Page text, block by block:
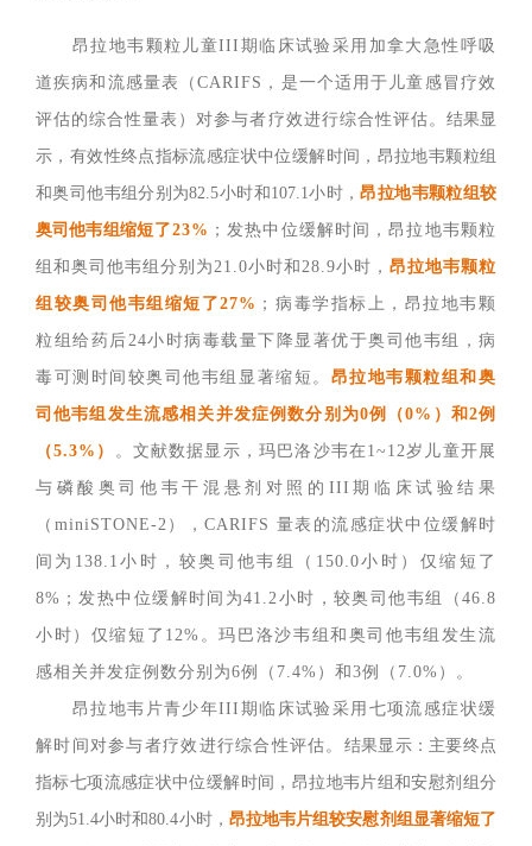
昂拉地韦颗粒儿童III期临床试验采用加拿大急性呼吸
道疾病和流感量表（CARIFS，是一个适用于儿童感冒疗效
评估的综合性量表）对参与者疗效进行综合性评估。 结果显
示，有效性终点指标流感症状中位缓解时间，昂拉地韦颗粒组
和奥司他韦组分别为82.5小时和107.1小时，昂拉地韦颗粒组较
奥司他韦组缩短了23% ；发热中位缓解时间，昂拉地韦颗粒
组和奥司他韦组分别为21.0小时和28.9小时， 昂拉地韦颗粒
组较奥司他韦组缩短了27% ；病毒学指标上，昂拉地韦颗
粒组给药后24小时病毒载量下降显著优于奥司他韦组，病
毒可测时间较奥司他韦组显著缩短。 昂拉地韦颗粒组和奥
司他韦组发生流感相关并发症例数分别为0例（0%）和2例
（5.3%） 。文献数据显示，玛巴洛沙韦在 1~12岁儿童开展
与磷酸奥司他韦干混悬剂对照的III期临床试验结果
（miniSTONE-2），CARIFS 量表的流感症状中位缓解时
间为138.1小时，较奥司他韦组（150.0小时）仅缩短了
8%；发热中位缓解时间为41.2小时，较奥司他韦组（46.8
小时）仅缩短了12%。玛巴洛沙韦组和奥司他韦组发生流
感相关并发症例数分别为6例（7.4%）和3例（7.0%）。
昂拉地韦片青少年III期临床试验采用七项流感症状缓
解时间对参与者疗效进行综合性评估。 结果显示：主要终点
指标七项流感症状中位缓解时间，昂拉地韦片组和安慰剂组分
别为51.4小时和80.4小时， 昂拉地韦片组较安慰剂组显著缩短了